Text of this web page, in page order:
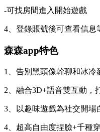
-可找房間進入開始遊戲
4、登錄賬號後可查看信息
森森app特色
1、告別黑頭像幹聊和冰冷
2、融合3D+語音雙互動，
3、以趣味遊戲為社交開場
4、超高自由度捏臉+千種